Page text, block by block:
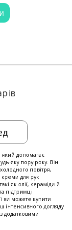
який допомагає
яку пору року. Він
повітря,
креми для рук
як олії, кераміди й
підтримці
ви можете купити
інтенсивного догляду
додатковими